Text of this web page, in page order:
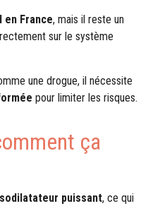
en France, mais il reste un
sur le système
une drogue, il nécessite
pour limiter les risques.
ça
puissant, ce qui